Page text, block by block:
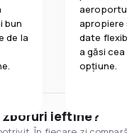
bun
de la
apropiere
date
a găsi
opțiune.
ieftine?